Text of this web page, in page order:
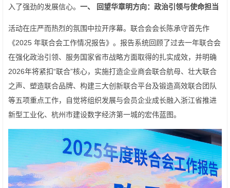
入了强劲的发展信心。 一、 回望华章明方向：政治引领与使命担当
活动在庄严而热烈的氛围中拉开序幕。联合会会长陈承守首先作
《2025 年联合会工作情况报告》。报告系统回顾了过去一年联合会
在强化政治引领、服务国家省市战略方面取得的扎实成效，并明确
2026年将紧扣“联合”核心，实施打造企业商会联合航母、壮大联合
之声、塑造联合品牌、构建三大创新联合平台及锻造高效联合团队
等五项重点工作，自觉将组织发展与会员企业成长融入浙江省推进
新型工业化、杭州市建设数字经济第一城的宏伟蓝图。